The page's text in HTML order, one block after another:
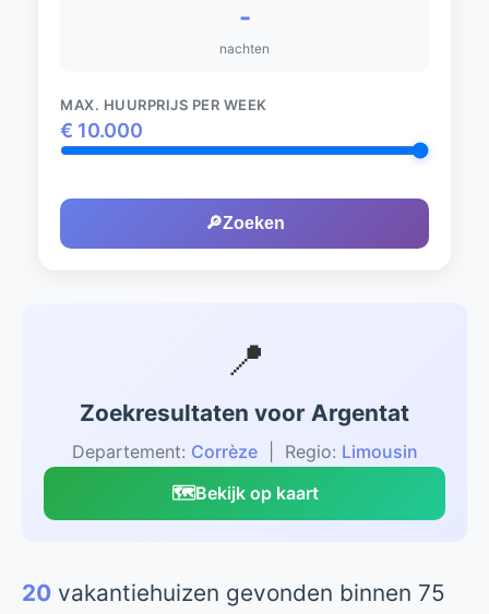
-
nachten
MAX. HUURPRIJS PER WEEK
€ 10.000
🔎Zoeken
📍
Zoekresultaten voor Argentat
Departement: Corrèze| Regio: Limousin
🗺️Bekijk op kaart
20 vakantiehuizen gevonden binnen 75